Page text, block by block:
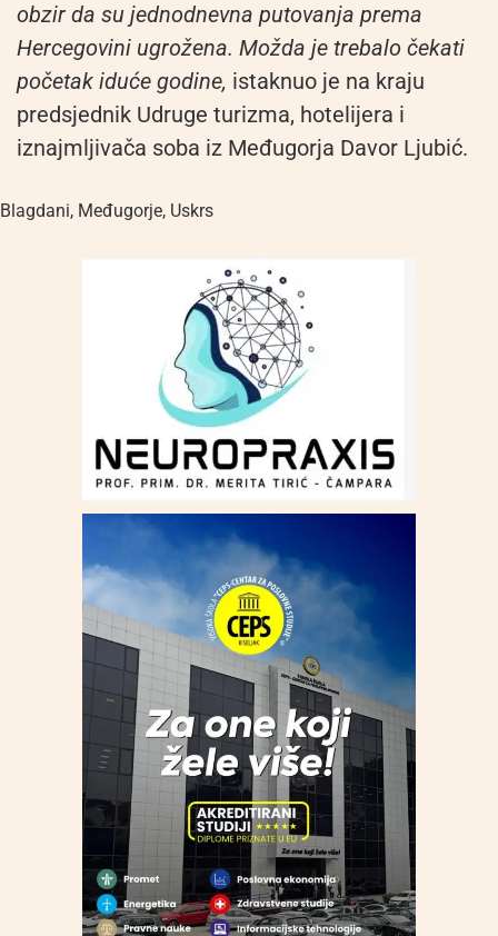
obzir da su jednodnevna putovanja prema
Hercegovini ugrožena. Možda je trebalo čekati
početak iduće godine, istaknuo je na kraju
predsjednik Udruge turizma, hotelijera i
iznajmljivača soba iz Međugorja Davor Ljubić.
Blagdani, Međugorje, Uskrs